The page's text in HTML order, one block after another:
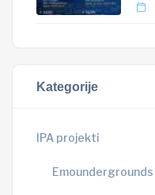
Kategorije
IPA projekti
Emoundergrounds